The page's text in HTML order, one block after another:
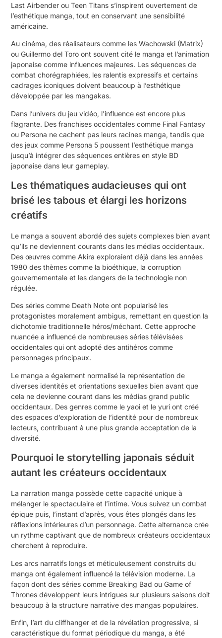
Last Airbender ou Teen Titans s’inspirent ouvertement de
l’esthétique manga, tout en conservant une sensibilité
américaine.
Au cinéma, des réalisateurs comme les Wachowski (Matrix)
ou Guillermo del Toro ont souvent cité le manga et l’animation
japonaise comme influences majeures. Les séquences de
combat chorégraphiées, les ralentis expressifs et certains
cadrages iconiques doivent beaucoup à l’esthétique
développée par les mangakas.
Dans l’univers du jeu vidéo, l’influence est encore plus
flagrante. Des franchises occidentales comme Final Fantasy
ou Persona ne cachent pas leurs racines manga, tandis que
des jeux comme Persona 5 poussent l’esthétique manga
jusqu’à intégrer des séquences entières en style BD
japonaise dans leur gameplay.
Les thématiques audacieuses qui ont
brisé les tabous et élargi les horizons
créatifs
Le manga a souvent abordé des sujets complexes bien avant
qu’ils ne deviennent courants dans les médias occidentaux.
Des œuvres comme Akira exploraient déjà dans les années
1980 des thèmes comme la bioéthique, la corruption
gouvernementale et les dangers de la technologie non
régulée.
Des séries comme Death Note ont popularisé les
protagonistes moralement ambigus, remettant en question la
dichotomie traditionnelle héros/méchant. Cette approche
nuancée a influencé de nombreuses séries télévisées
occidentales qui ont adopté des antihéros comme
personnages principaux.
Le manga a également normalisé la représentation de
diverses identités et orientations sexuelles bien avant que
cela ne devienne courant dans les médias grand public
occidentaux. Des genres comme le yaoi et le yuri ont créé
des espaces d’exploration de l’identité pour de nombreux
lecteurs, contribuant à une plus grande acceptation de la
diversité.
Pourquoi le storytelling japonais séduit
autant les créateurs occidentaux
La narration manga possède cette capacité unique à
mélanger le spectaculaire et l’intime. Vous suivez un combat
épique puis, l’instant d’après, vous êtes plongés dans les
réflexions intérieures d’un personnage. Cette alternance crée
un rythme captivant que de nombreux créateurs occidentaux
cherchent à reproduire.
Les arcs narratifs longs et méticuleusement construits du
manga ont également influencé la télévision moderne. La
façon dont des séries comme Breaking Bad ou Game of
Thrones développent leurs intrigues sur plusieurs saisons doit
beaucoup à la structure narrative des mangas populaires.
Enfin, l’art du cliffhanger et de la révélation progressive, si
caractéristique du format périodique du manga, a été